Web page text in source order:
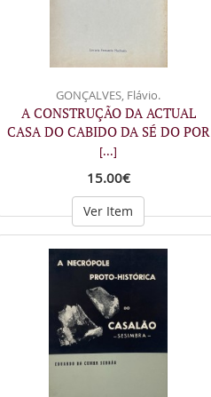
GONÇALVES, Flávio.
A CONSTRUÇÃO DA ACTUAL
CASA DO CABIDO DA SÉ DO POR
[...]
15.00€
Ver Item